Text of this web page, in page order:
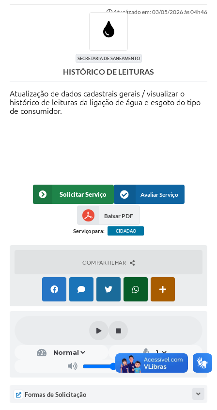
Contato
Atualizado em: 03/05/2026 às 04h46
SECRETARIA DE SANEAMENTO
HISTÓRICO DE LEITURAS
Atualização de dados cadastrais gerais / visualizar o
histórico de leituras da ligação de água e esgoto do tipo
de consumidor.
Solicitar Serviço Avaliar Serviço
Baixar PDF
Serviço para: CIDADÃO
COMPARTILHAR
Formas de Solicitação